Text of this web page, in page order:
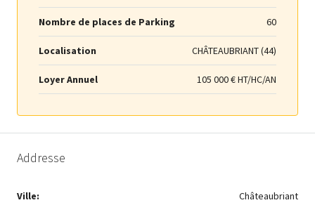
Nombre de places de Parking 60
Localisation CHÂTEAUBRIANT (44)
Loyer Annuel 105 000 € HT/HC/AN
Addresse
Ville: Châteaubriant